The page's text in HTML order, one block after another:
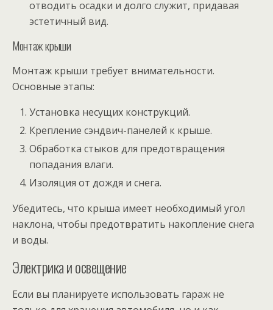
отводить осадки и долго служит, придавая
эстетичный вид.
Монтаж крыши
Монтаж крыши требует внимательности.
Основные этапы:
Установка несущих конструкций.
Крепление сэндвич-панелей к крыше.
Обработка стыков для предотвращения
попадания влаги.
Изоляция от дождя и снега.
Убедитесь, что крыша имеет необходимый угол
наклона, чтобы предотвратить накопление снега
и воды.
Электрика и освещение
Если вы планируете использовать гараж не